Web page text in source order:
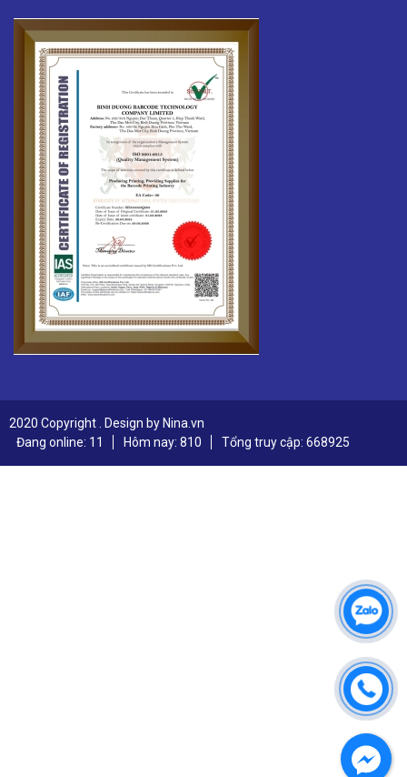
2020 Copyright . Design by Nina.vn
Đang online: 11
Hôm nay: 810 Tổng truy cập: 668925